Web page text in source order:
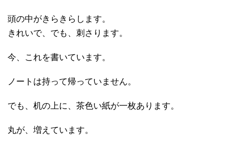
頭の中がきらきらします。
きれいで、でも、刺さります。
今、これを書いています。
ノートは持って帰っていません。
でも、机の上に、茶色い紙が一枚あります。
丸が、増えています。